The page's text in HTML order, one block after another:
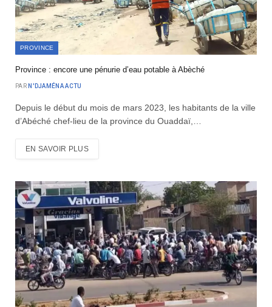
PROVINCE
Province : encore une pénurie d’eau potable à Abèché
PAR N'DJAMÉNA ACTU
Depuis le début du mois de mars 2023, les habitants de la ville
d’Abéché chef-lieu de la province du Ouaddaï,…
EN SAVOIR PLUS